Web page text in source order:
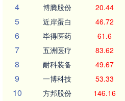
4 博腾股份 20.44
5 近岸蛋白 46.72
6 毕得医药 61.6
7 五洲医疗 83.62
8 耐科装备 49.67
9 一博科技 53.33
10 方邦股份 146.16